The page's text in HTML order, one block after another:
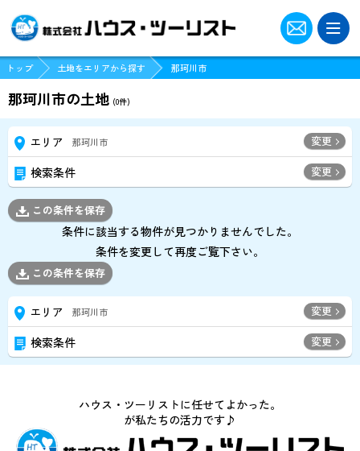
ツーリストクラブに登録
ログイン
パスワードをお忘れの方はこちら
現地販売会･オープンハウス物件一覧
船橋店でお探しの方
博多店でお探しの方
スタッフ紹介
今週のチラシ
トップ 土地をエリアから探す 那珂川市
那珂川市の土地 (0件)
エリア 那珂川市 変更
検索条件 変更
この条件を保存
条件に該当する物件が見つかりませんでした。
条件を変更して再度ご覧下さい。
この条件を保存
エリア 那珂川市 変更
検索条件 変更
ハウス・ツーリストに任せてよかった。
が私たちの活力です♪